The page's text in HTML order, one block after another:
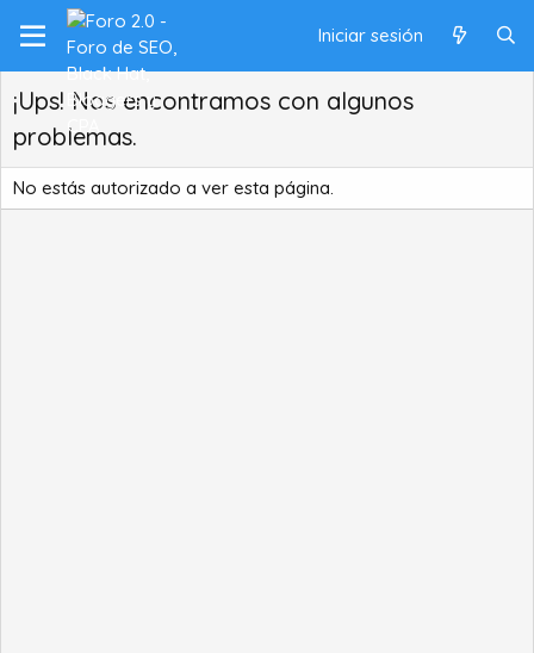
Iniciar sesión
¡Ups! Nos encontramos con algunos
problemas.
No estás autorizado a ver esta página.